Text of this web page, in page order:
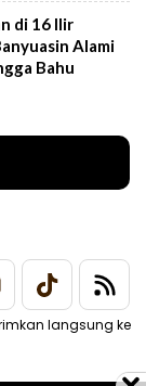
di 16 Ilir
Alami
Bahu
langsung ke